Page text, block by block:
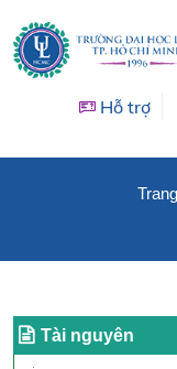
Hỗ trợ
Tài nguyên